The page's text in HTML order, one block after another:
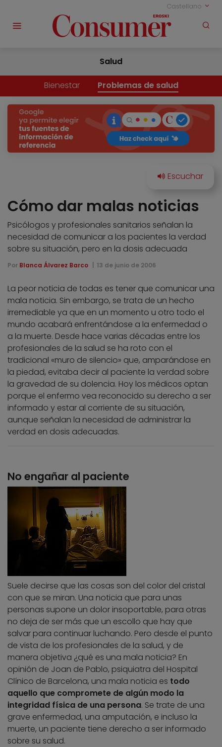
Castellano
Salud
Bienestar Problemas de salud
Cómo dar malas noticias
Psicólogos y profesionales sanitarios señalan la
necesidad de comunicar a los pacientes la verdad
sobre su situación, pero en la dosis adecuada
Por Blanca Álvarez Barco 13 de junio de 2006
La peor noticia de todas es tener que comunicar una
mala noticia. Sin embargo, se trata de un hecho
irremediable ya que en un momento u otro todo el
mundo acabará enfrentándose a la enfermedad o
a la muerte. Desde hace varias décadas entre los
profesionales de la salud se ha roto con el
tradicional «muro de silencio» que, amparándose en
la piedad, evitaba decir al paciente la verdad sobre
la gravedad de su dolencia. Hoy los médicos optan
porque el enfermo vea reconocido su derecho a ser
informado y estar al corriente de su situación,
aunque señalan la necesidad de administrar la
verdad en dosis adecuadas.
No engañar al paciente
Suele decirse que las cosas son del color del cristal
con que se miran. Una noticia que para unas
personas supone un dolor insoportable, para otras
no deja de ser más que un escollo que hay que
salvar para continuar luchando. Pero desde el punto
de vista de los profesionales de la salud, y de
manera objetiva ¿qué es una mala noticia? En
opinión de Joan de Pablo, psiquiatra del Hospital
Clínico de Barcelona, una mala noticia es todo
aquello que compromete de algún modo la
integridad física de una persona. Se trate de una
grave enfermedad, una amputación, e incluso la
muerte, un paciente tiene derecho a ser informado
sobre su salud.